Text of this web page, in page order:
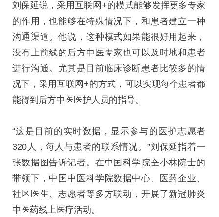
刘保延说，采用互联网+的模式能够发挥更多专家
的作用，也能够在特殊情况下，和患者建立一种
沟通渠道。他说，这种模式如果能很好用起来，
没有上前线的后方中医专家也可以及时地和患者
进行沟通。尤其是目前临床诊断患者比较多的情
况下，采用互联网+的方式，可以实现每个患者都
能得到后方中医医护人员的指导。
“这是目前的实时数据，显示参与的医护志愿者
320人，每人与患者的联系情况。”刘保延指着一
张数据图告诉记者。在中国科学院仝小林院士的
带领下，中国中医科学院数据中心、医药企业、
社区医生、志愿者等多方联动，开展了新冠肺炎
中医药线上医疗活动。